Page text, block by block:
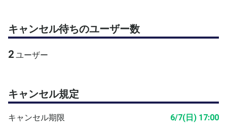
→ サーブの再現性とコース意識を強化
→ 2ndサーブからの展開力を強化
③ サーブ＆リターン（2ポイント先取）
キャンセル待ちのユーザー数
2 ユーザー
キャンセル規定
キャンセル期限 6/7(日) 17:00